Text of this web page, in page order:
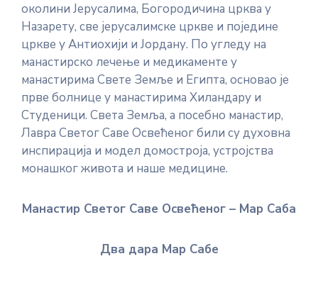
околини Јерусалима, Богородичина црква у
Назарету, све јерусалимске цркве и поједине
цркве у Антиохији и Јордану. По угледу на
манастирско лечење и медикаменте у
манастирима Свете Земље и Египта, основао је
прве болнице у манастирима Хиландару и
Студеници. Света Земља, а посебно манастир,
Лавра Светог Саве Освећеног били су духовна
инспирација и модел домостроја, устројства
монашког живота и наше медицине.
Манастир Светог Саве Освећеног – Мар Саба
Два дара Мар Сабе